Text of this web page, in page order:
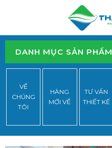
DANH MỤC SẢN PHẨM
VỀ
CHÚNG
TÔI
HÀNG
MỚI VỀ
TƯ VẤN
THIẾT KẾ